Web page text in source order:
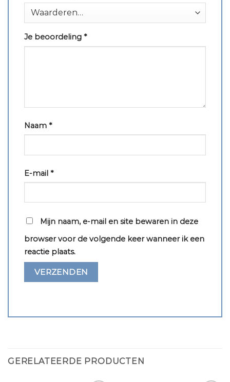
Je beoordeling *
Naam *
E-mail *
Mijn naam, e-mail en site bewaren in deze
browser voor de volgende keer wanneer ik een
reactie plaats.
GERELATEERDE PRODUCTEN